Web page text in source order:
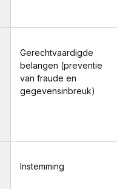
Gerechtvaardigde
belangen (preventie
van fraude en
gegevensinbreuk)
Instemming